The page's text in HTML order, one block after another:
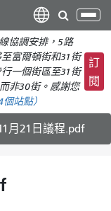
切
導
航
協調安排，5路
富爾頓街和31街
一個街區至31街
非30街。感謝您
個站點）
訂
閱
月21日議程.pdf